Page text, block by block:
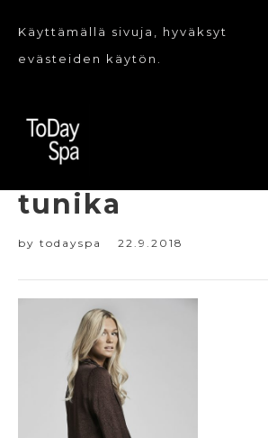
Käyttämällä sivuja, hyväksyt
evästeiden käytön.
Ajlajk LEO
tunika
by todayspa 22.9.2018